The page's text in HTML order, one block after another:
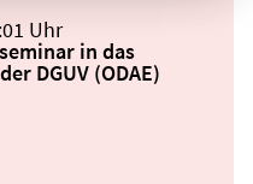
Uhr
in das
DGUV (ODAE)